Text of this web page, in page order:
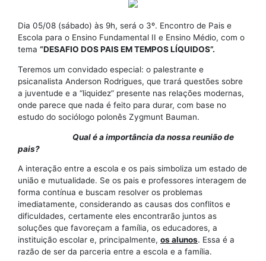
Dia 05/08 (sábado) às 9h, será o 3º. Encontro de Pais e
Escola para o Ensino Fundamental II e Ensino Médio, com o
tema “DESAFIO DOS PAIS EM TEMPOS LÍQUIDOS”.
Teremos um convidado especial: o palestrante e
psicanalista Anderson Rodrigues, que trará questões sobre
a juventude e a “liquidez” presente nas relações modernas,
onde parece que nada é feito para durar, com base no
estudo do sociólogo polonês Zygmunt Bauman.
Qual é a importância da nossa reunião de
pais?
A interação entre a escola e os pais simboliza um estado de
união e mutualidade. Se os pais e professores interagem de
forma contínua e buscam resolver os problemas
imediatamente, considerando as causas dos conflitos e
dificuldades, certamente eles encontrarão juntos as
soluções que favoreçam a família, os educadores, a
instituição escolar e, principalmente, os alunos. Essa é a
razão de ser da parceria entre a escola e a família.